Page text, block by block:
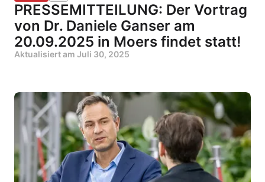
PRESSEMITTEILUNG: Der Vortrag
von Dr. Daniele Ganser am
20.09.2025 in Moers findet statt!
Aktualisiert am Juli 30, 2025